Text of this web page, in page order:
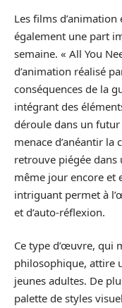
Les films
également une part
semaine. « All You
d’animation réalisé
conséquences de la
intégrant des
déroule dans un
menace d’anéantir
retrouve piégée
même jour encore et
intriguant permet à
et d’auto-réflexion.
Ce type d’œuvre, qui
philosophique, attire
jeunes adultes. De
palette de styles